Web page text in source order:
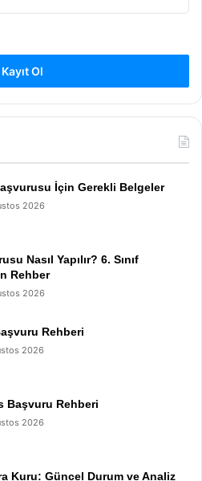
Kayıt Ol
İçin Gerekli Belgeler
2026
Nasıl Yapılır? 6. Sınıf
Rehber
2026
Rehberi
2026
Başvuru Rehberi
2026
Kuru: Güncel Durum ve Analiz